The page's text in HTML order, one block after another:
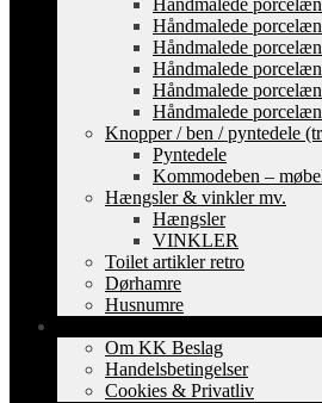
Håndmalede
Håndmalede
Håndmalede
Håndmalede
Håndmalede
Håndmalede
Knopper / ben / pyntedele
Pyntedele
Kommodeben –
Hængsler & vinkler mv.
Hængsler
VINKLER
Toilet artikler retro
Dørhamre
Husnumre
Om KK Beslag
Handelsbetingelser
Cookies & Privatliv